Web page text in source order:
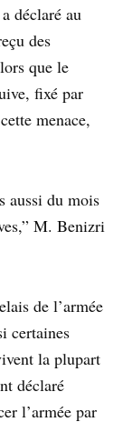
déclaré au
des
que le
fixé par
menace,
aussi du mois
M. Benizri
de l’armée
certaines
la plupart
déclaré
l’armée par